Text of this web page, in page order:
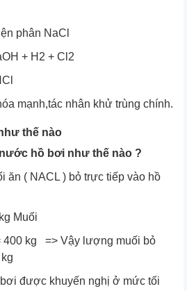
phân NaCl
+ H2 + Cl2
mạnh,tác nhân khử trùng chính.
thế nào
hồ bơi như thế nào ?
ăn ( NACL ) bỏ trực tiếp vào hồ
Muối
400 kg => Vậy lượng muối bỏ
được khuyến nghị ở mức tối